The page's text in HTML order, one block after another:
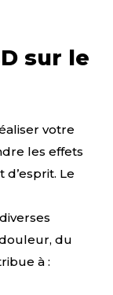
sur le
votre
les effets
Le
du
à :